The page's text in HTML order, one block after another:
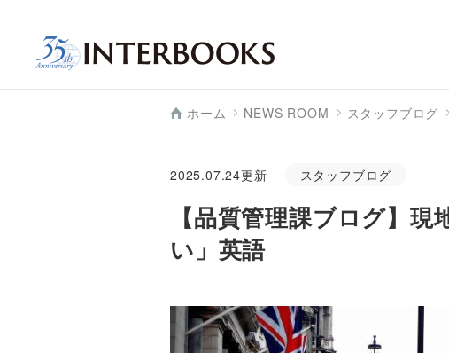
ホーム NEWS ROOM スタッフブログ
2025.07.24更新 スタッフブログ
【品質管理課ブログ】
い」英語